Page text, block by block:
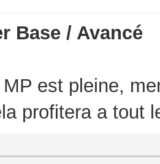
Base / Avancé
est pleine,
profitera a tout